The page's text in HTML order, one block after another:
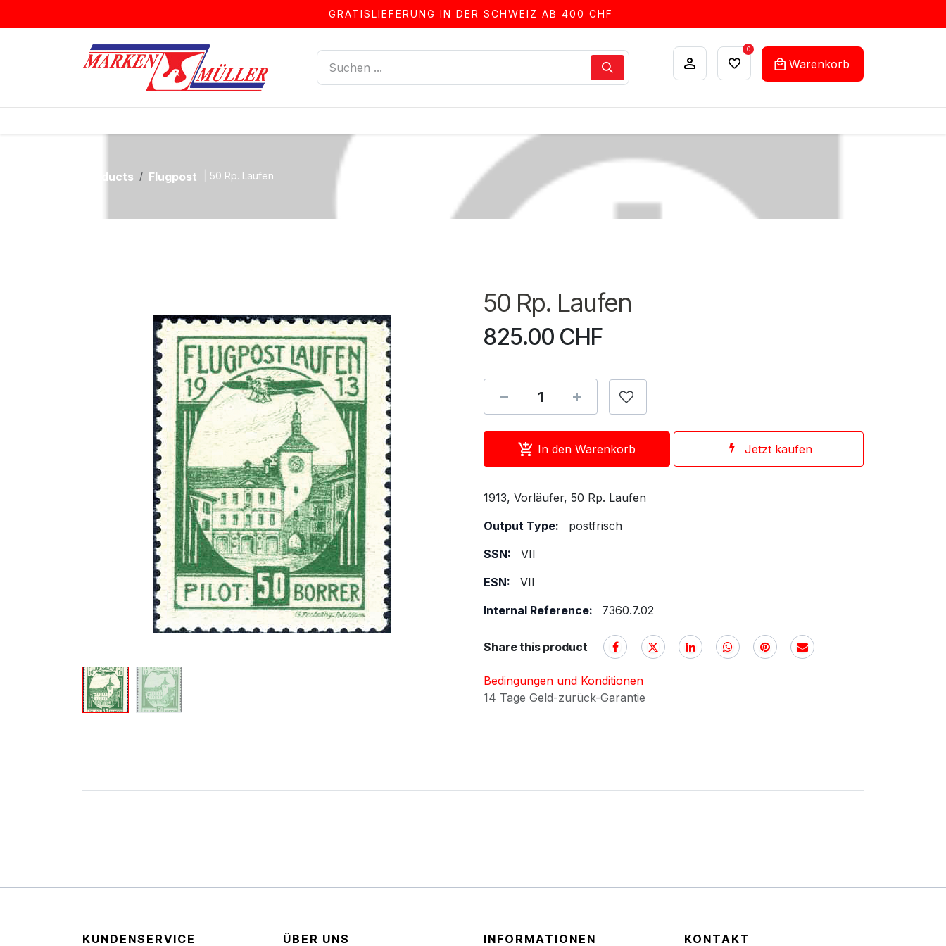
GRATISLIEFERUNG IN DER SCHWEIZ AB 400 CHF
0
Warenkorb
Products Flugpost 50 Rp. Laufen
50 Rp. Laufen
825.00 CHF
In den Warenkorb Jetzt kaufen
1913, Vorläufer, 50 Rp. Laufen
Output Type:
postfrisch
SSN:
VII
ESN:
VII
Internal Reference:
7360.7.02
Share this product
Bedingungen und Konditionen
14 Tage Geld-zurück-Garantie
KUNDENSERVICE ÜBER UNS INFORMATIONEN KONTAKT